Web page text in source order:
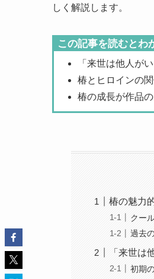
しく解説します。
この記事を読むとわ
「来世は他人が
椿とヒロインの
椿の成長が作品
椿の魅力
クー
過去
「来世は
初期